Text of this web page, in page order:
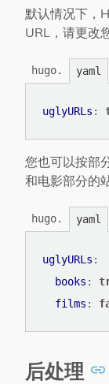
默认情况下，
URL，请更改
hugo. yaml
uglyURLs :
您也可以按部
和电影部分的
hugo. yaml
uglyURLs :
books :
films :
后处理